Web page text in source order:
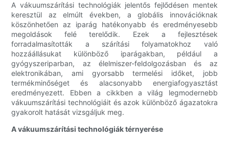
A vákuumszárítási technológiák jelentős fejlődésen mentek
keresztül az elmúlt években, a globális innovációknak
köszönhetően az iparág hatékonyabb és eredményesebb
megoldások felé terelődik. Ezek a fejlesztések
forradalmasították a szárítási folyamatokhoz való
hozzáállásukat különböző iparágakban, például a
gyógyszeriparban, az élelmiszer-feldolgozásban és az
elektronikában, ami gyorsabb termelési időket, jobb
termékminőséget és alacsonyabb energiafogyasztást
eredményezett. Ebben a cikkben a világ legmodernebb
vákuumszárítási technológiáit és azok különböző ágazatokra
gyakorolt ​​hatását vizsgáljuk meg.
A vákuumszárítási technológiák térnyerése